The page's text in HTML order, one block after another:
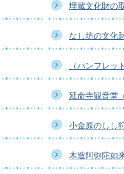
埋蔵文化財の
なし坊の文化
（パンフレッ
延命寺観音堂
小金原のしし
木造阿弥陀如